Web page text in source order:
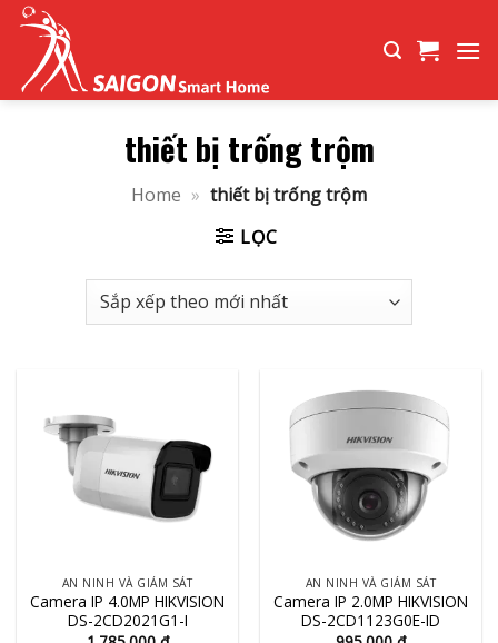
dung
thiết bị trống trộm
Home » thiết bị trống trộm
LỌC
AN NINH VÀ GIÁM SÁT
Camera IP 4.0MP HIKVISION
DS-2CD2021G1-I
AN NINH VÀ GIÁM SÁT
Camera IP 2.0MP HIKVISION
DS-2CD1123G0E-ID